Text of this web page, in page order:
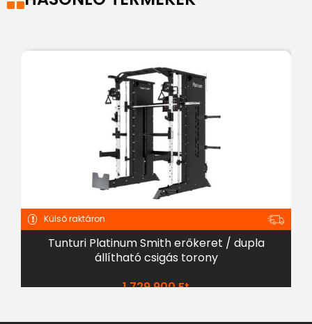
Külső raktáron
Tunturi Platinum Smith erőkeret / dupla
állítható csigás torony
1 729 900Ft